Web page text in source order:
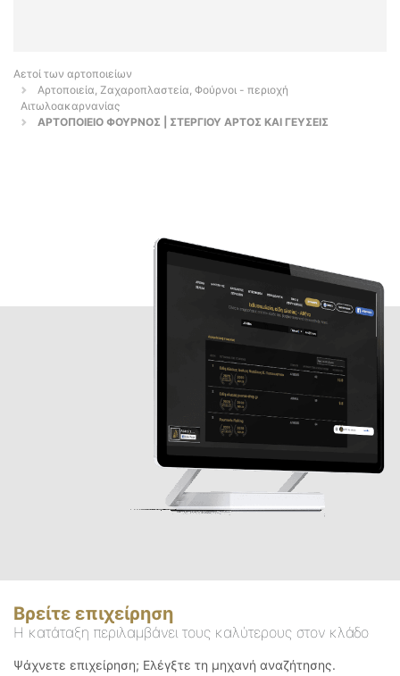
Αετοί των αρτοποιείων
Αρτοποιεία, Ζαχαροπλαστεία, Φούρνοι - περιοχή
Αιτωλοακαρνανίας
ΑΡΤΟΠΟΙΕΙΟ ΦΟΥΡΝΟΣ | ΣΤΕΡΓΙΟΥ ΑΡΤΟΣ ΚΑΙ ΓΕΥΣΕΙΣ
Βρείτε επιχείρηση
Η κατάταξη περιλαμβάνει τους καλύτερους στον κλάδο
Ψάχνετε επιχείρηση; Ελέγξτε τη μηχανή αναζήτησης.